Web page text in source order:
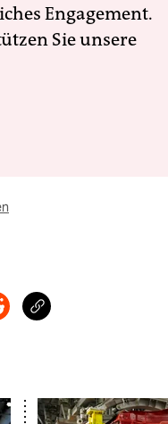
Engagement.
Sie unsere